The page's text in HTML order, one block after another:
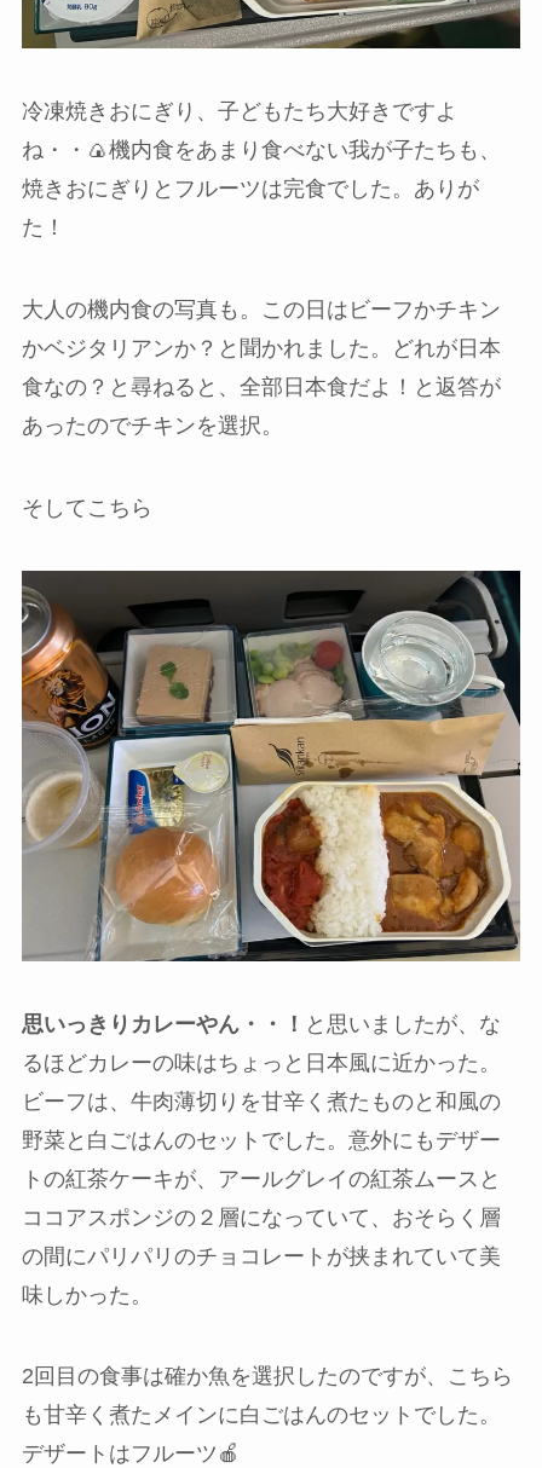
冷凍焼きおにぎり、子どもたち大好きですよ
ね・・🍙機内食をあまり食べない我が子たちも、
焼きおにぎりとフルーツは完食でした。ありが
た！
大人の機内食の写真も。この日はビーフかチキン
かベジタリアンか？と聞かれました。どれが日本
食なの？と尋ねると、全部日本食だよ！と返答が
あったのでチキンを選択。
そしてこちら
思いっきりカレーやん・・！ と思いましたが、な
るほどカレーの味はちょっと日本風に近かった。
ビーフは、牛肉薄切りを甘辛く煮たものと和風の
野菜と白ごはんのセットでした。意外にもデザー
トの紅茶ケーキが、アールグレイの紅茶ムースと
ココアスポンジの２層になっていて、おそらく層
の間にパリパリのチョコレートが挟まれていて美
味しかった。
2回目の食事は確か魚を選択したのですが、こちら
も甘辛く煮たメインに白ごはんのセットでした。
デザートはフルーツ🍎